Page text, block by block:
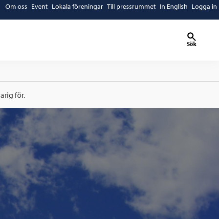
Om oss Event Lokala föreningar Till pressrummet In English Logga in
Sök
för.